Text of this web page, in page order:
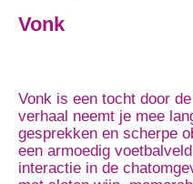
Vonk
Vonk is een tocht door
verhaal neemt je mee
gesprekken en scherpe
een armoedig
interactie in de